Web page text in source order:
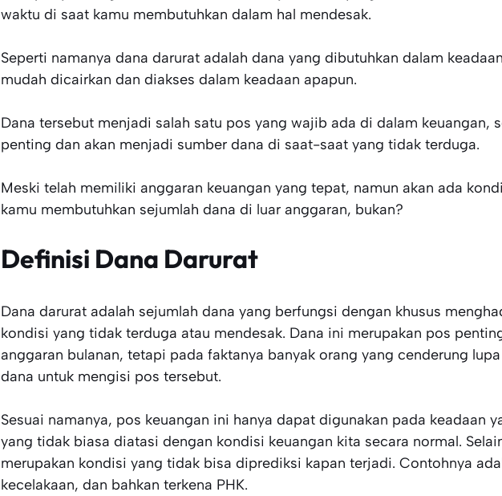
waktu di saat kamu membutuhkan dalam hal mendesak.
Seperti namanya dana darurat adalah dana yang dibutuhkan dalam
mudah dicairkan dan diakses dalam keadaan apapun.
Dana tersebut menjadi salah satu pos yang wajib ada di dalam keuangan,
penting dan akan menjadi sumber dana di saat-saat yang tidak terduga.
Meski telah memiliki anggaran keuangan yang tepat, namun akan ada
kamu membutuhkan sejumlah dana di luar anggaran, bukan?
Definisi Dana Darurat
Dana darurat adalah sejumlah dana yang berfungsi dengan khusus
kondisi yang tidak terduga atau mendesak. Dana ini merupakan pos
anggaran bulanan, tetapi pada faktanya banyak orang yang cenderung
dana untuk mengisi pos tersebut.
Sesuai namanya, pos keuangan ini hanya dapat digunakan pada keadaan
yang tidak biasa diatasi dengan kondisi keuangan kita secara normal.
merupakan kondisi yang tidak bisa diprediksi kapan terjadi. Contohnya
kecelakaan, dan bahkan terkena PHK.